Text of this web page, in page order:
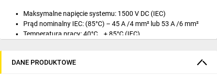
Maksymalne napięcie systemu: 1500 V DC (IEC)
Prąd nominalny IEC: (85°C) – 45 A /4 mm² lub 53 A /6 mm²
Temperatura pracy: 40°C… + 85°C (IEC)
IP2X (stan rozłączenia)
DANE PRODUKTOWE